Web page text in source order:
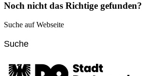
Noch nicht das Richtige gefunden?
Suche auf Webseite